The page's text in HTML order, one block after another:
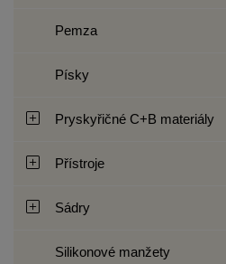
Pemza
Písky
Pryskyřičné C+B materiály
Přístroje
Sádry
Silikonové manžety